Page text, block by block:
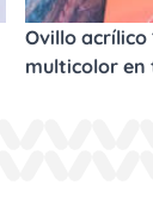
Ovillo acrílico
multicolor en